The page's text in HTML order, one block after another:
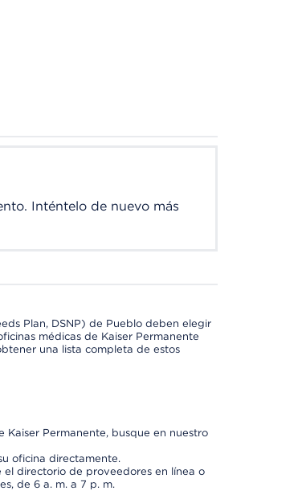
Inténtelo de nuevo más
Plan, DSNP) de Pueblo deben elegir
médicas de Kaiser Permanente
una lista completa de estos
Permanente, busque en nuestro
oficina directamente.
directorio de proveedores en línea o
de 6 a. m. a 7 p. m.